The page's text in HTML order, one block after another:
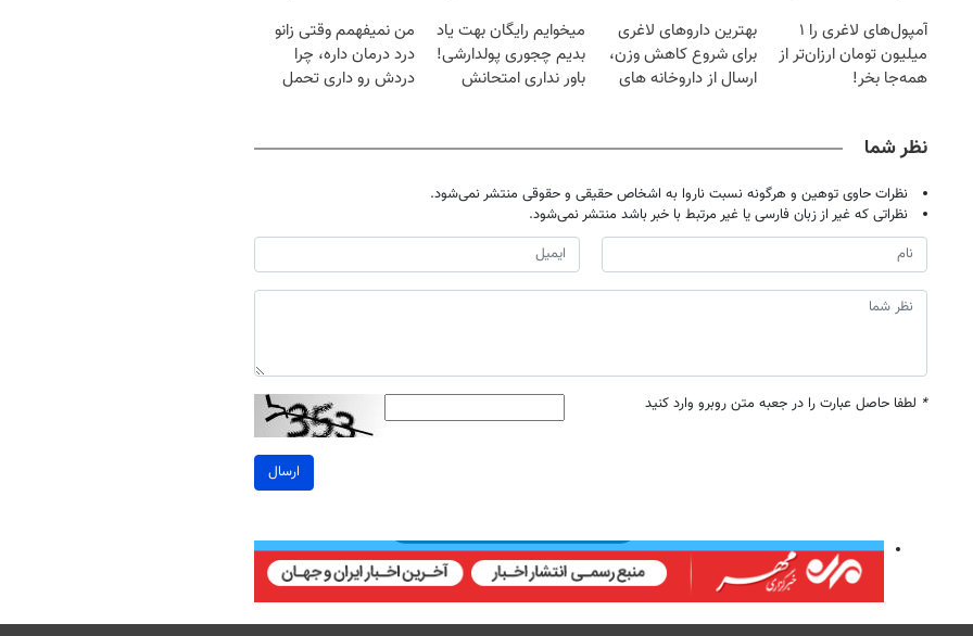
آمپول‌های لاغری را ۱
میلیون تومان ارزان‌تر از
همه‌جا بخر!
بهترین داروهای لاغری
برای شروع کاهش وزن،
ارسال از داروخانه های
میخوایم رایگان بهت یاد
بدیم چجوری پولدارشی!
باور نداری امتحانش
من نمیفهمم وقتی زانو
درد درمان داره، چرا
دردش رو داری تحمل
نظر شما
نظرات حاوی توهین و هرگونه نسبت ناروا به اشخاص حقیقی و حقوقی منتشر نمی‌شود.
نظراتی که غیر از زبان فارسی یا غیر مرتبط با خبر باشد منتشر نمی‌شود.
* لطفا حاصل عبارت را در جعبه متن روبرو وارد کنید
ارسال